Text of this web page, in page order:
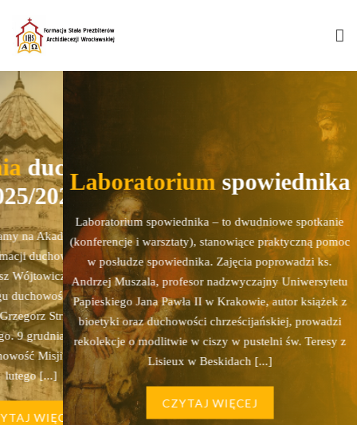
Akademię Formacji, która
15 października
OCD., Mistyka
karmelitańskiej. 24
Strzelczyk, Duchowość
2025 – o. bp Jacek
Misji Współdzielonej. 16
[...]
Laboratoriumspowiednika
Laboratorium spowiednika – to dwudniowe spotkanie
(konferencje i warsztaty), stanowiące praktyczną pomoc
w posłudze spowiednika. Zajęcia poprowadzi ks.
Andrzej Muszala, profesor nadzwyczajny Uniwersytetu
Papieskiego Jana Pawła II w Krakowie, autor książek z
bioetyki oraz duchowości chrześcijańskiej, prowadzi
rekolekcje o modlitwie w ciszy w pustelni św. Teresy z
Lisieux w Beskidach [...]
CZYTAJ WIĘCEJ
Akademia
W tym roku zapraszamy
jest poświęcona
2025 – o. Mariusz
codzienności. W kręgu
listopada 2025 – ks.
kapłana diecezjalnego.
Kiciński CMF,